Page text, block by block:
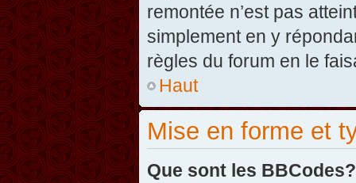
remontée n’est pas
simplement en y
règles du forum en le
Haut
Mise en forme et
Que sont les BBCodes?